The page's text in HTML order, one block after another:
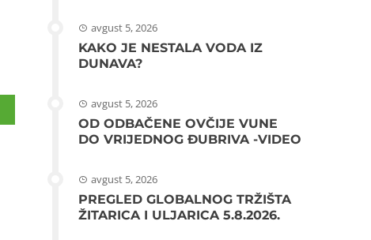
avgust 5, 2026
KAKO JE NESTALA VODA IZ
DUNAVA?
avgust 5, 2026
OD ODBAČENE OVČIJE VUNE
DO VRIJEDNOG ĐUBRIVA -VIDEO
avgust 5, 2026
PREGLED GLOBALNOG TRŽIŠTA
ŽITARICA I ULJARICA 5.8.2026.